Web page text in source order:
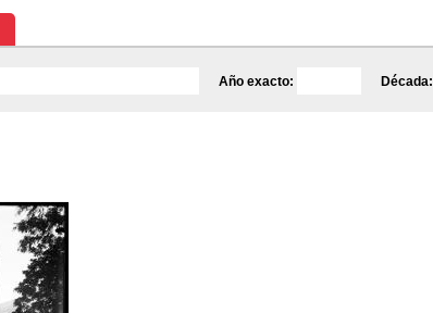
Año exacto: Década: